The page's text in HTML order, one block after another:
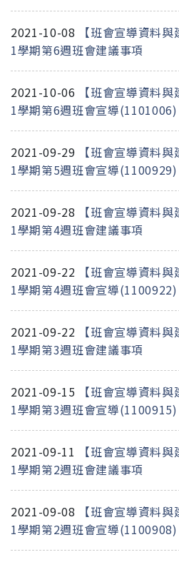
2021-10-08
【班會宣導資料
1學期第6週班會建議事項
2021-10-06
【班會宣導資料
1學期第6週班會宣導(1101006)
2021-09-29
【班會宣導資料
1學期第5週班會宣導(1100929)
2021-09-28
【班會宣導資料
1學期第4週班會建議事項
2021-09-22
【班會宣導資料
1學期第4週班會宣導(1100922)
2021-09-22
【班會宣導資料
1學期第3週班會建議事項
2021-09-15
【班會宣導資料
1學期第3週班會宣導(1100915)
2021-09-11
【班會宣導資料
1學期第2週班會建議事項
2021-09-08
【班會宣導資料
1學期第2週班會宣導(1100908)